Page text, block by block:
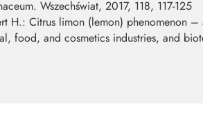
Wszechświat, 2017, 118, 117-125
H.: Citrus limon (lemon) phenomenon
food, and cosmetics industries, and